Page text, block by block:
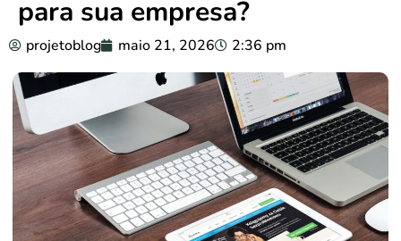
para sua empresa?
projetoblog maio 21, 2026 2:36 pm